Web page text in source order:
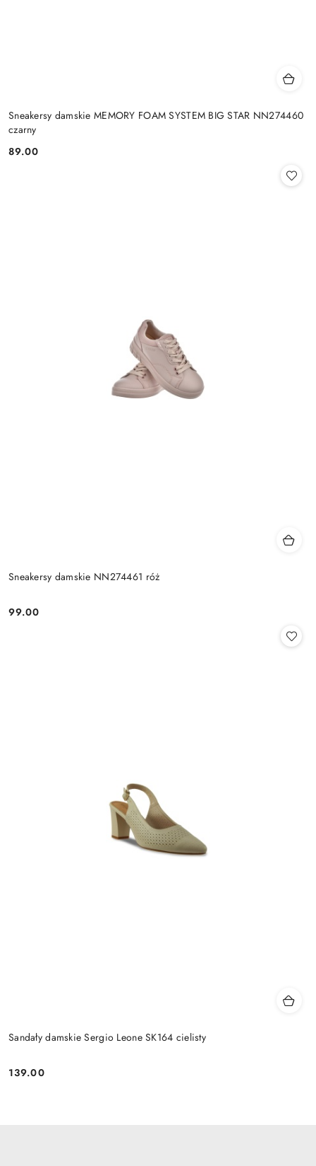
Sneakersy damskie MEMORY FOAM SYSTEM BIG STAR NN274460
czarny
Cena:
89.00
Sneakersy damskie NN274461 róż
Cena:
99.00
Sandały damskie Sergio Leone SK164 cielisty
Cena:
139.00